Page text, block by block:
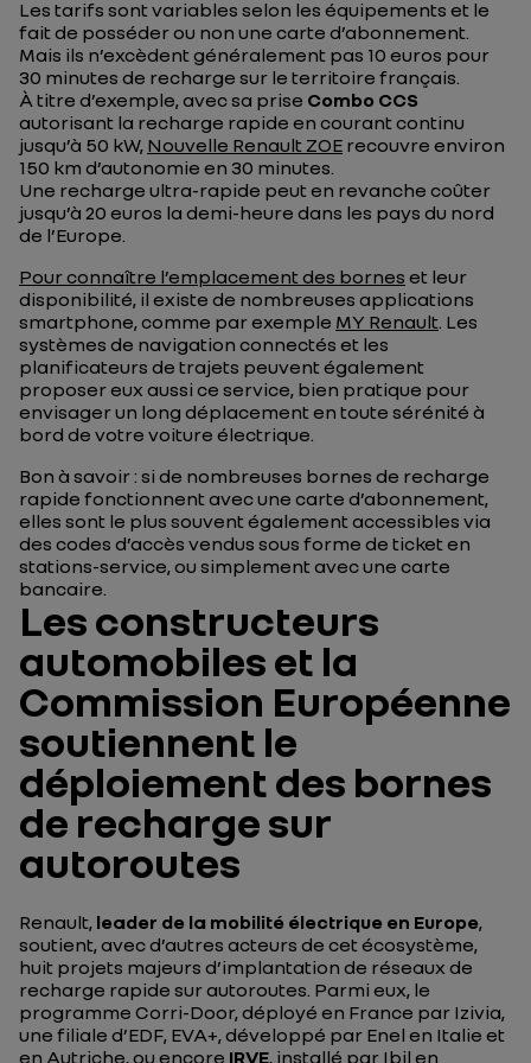
Les tarifs sont variables selon les équipements et le
fait de posséder ou non une carte d’abonnement.
Mais ils n’excèdent généralement pas 10 euros pour
30 minutes de recharge sur le territoire français.
À titre d’exemple, avec sa prise Combo CCS
autorisant la recharge rapide en courant continu
jusqu’à 50 kW, Nouvelle Renault ZOE recouvre environ
150 km d’autonomie en 30 minutes.
Une recharge ultra-rapide peut en revanche coûter
jusqu’à 20 euros la demi-heure dans les pays du nord
de l’Europe.
Pour connaître l’emplacement des bornes et leur
disponibilité, il existe de nombreuses applications
smartphone, comme par exemple MY Renault. Les
systèmes de navigation connectés et les
planificateurs de trajets peuvent également
proposer eux aussi ce service, bien pratique pour
envisager un long déplacement en toute sérénité à
bord de votre voiture électrique.
Bon à savoir : si de nombreuses bornes de recharge
rapide fonctionnent avec une carte d’abonnement,
elles sont le plus souvent également accessibles via
des codes d’accès vendus sous forme de ticket en
stations-service, ou simplement avec une carte
bancaire.
Les constructeurs
automobiles et la
Commission Européenne
soutiennent le
déploiement des bornes
de recharge sur
autoroutes
Renault, leader de la mobilité électrique en Europe,
soutient, avec d’autres acteurs de cet écosystème,
huit projets majeurs d’implantation de réseaux de
recharge rapide sur autoroutes. Parmi eux, le
programme Corri-Door, déployé en France par Izivia,
une filiale d’EDF, EVA+, développé par Enel en Italie et
en Autriche, ou encore IRVE, installé par Ibil en